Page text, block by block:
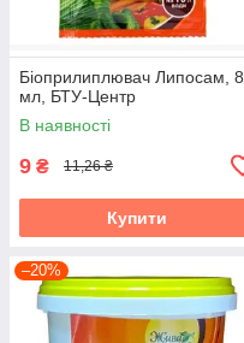
Біоприлиплювач Липосам, 8
мл, БТУ-Центр
В наявності
9 ₴ 11,26 ₴
Купити
–20%